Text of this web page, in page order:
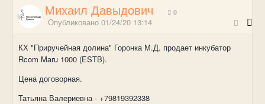
Михаил Давыдович 0
Опубликовано 01/24/20 13:14
КХ "Приручейная долина" Горонка М.Д. продает инкубатор
Rcom Maru 1000 (ESTB).
Цена договорная.
Татьяна Валериевна - +79819392338